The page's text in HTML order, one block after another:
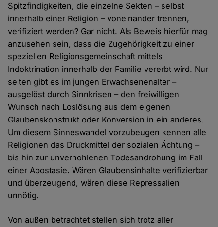
Spitzfindigkeiten, die einzelne Sekten – selbst
innerhalb einer Religion – voneinander trennen,
verifiziert werden? Gar nicht. Als Beweis hierfür mag
anzusehen sein, dass die Zugehörigkeit zu einer
speziellen Religionsgemeinschaft mittels
Indoktrination innerhalb der Familie vererbt wird. Nur
selten gibt es im jungen Erwachsenenalter –
ausgelöst durch Sinnkrisen – den freiwilligen
Wunsch nach Loslösung aus dem eigenen
Glaubenskonstrukt oder Konversion in ein anderes.
Um diesem Sinneswandel vorzubeugen kennen alle
Religionen das Druckmittel der sozialen Ächtung –
bis hin zur unverhohlenen Todesandrohung im Fall
einer Apostasie. Wären Glaubensinhalte verifizierbar
und überzeugend, wären diese Repressalien
unnötig.
Von außen betrachtet stellen sich trotz aller